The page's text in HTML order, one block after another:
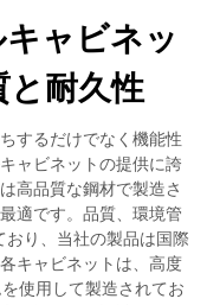
ャビネッ
と耐久性
するだけでなく機能性
ャビネットの提供に誇
高品質な鋼材で製造さ
適です。品質、環境管
り、当社の製品は国際
キャビネットは、高度
使用して製造されてお